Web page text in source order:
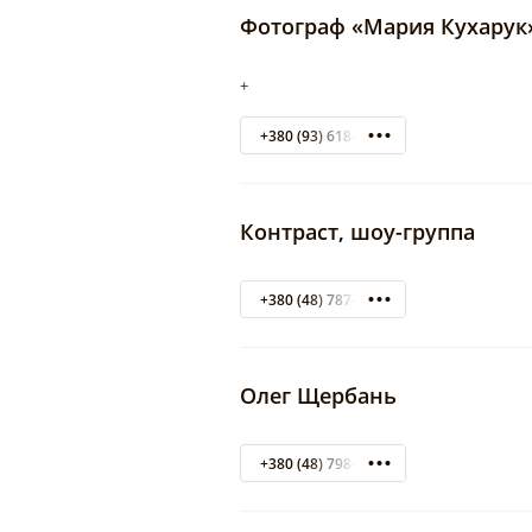
Фотограф «Мария
+
+380 (93) 618-23-50
Контраст, шоу-группа
+380 (48) 787-14-22
Олег Щербань
+380 (48) 798-02-52